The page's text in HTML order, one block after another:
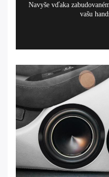
Navyše vďaka
vašu